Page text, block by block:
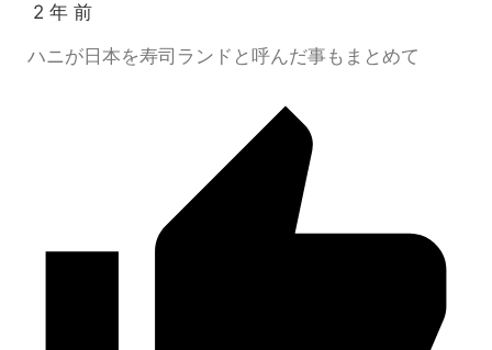
2 年 前
ハニが日本を寿司ランドと呼んだ事もまとめて